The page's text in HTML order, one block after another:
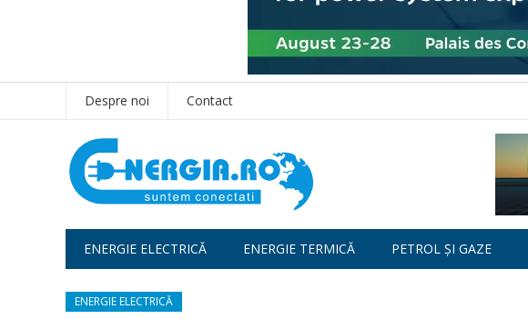
Despre noi Contact
ENERGIE ELECTRICĂ ENERGIE TERMICĂ PETROL ȘI GAZE
ENERGIE ELECTRICĂ